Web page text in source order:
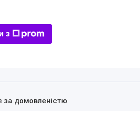
з
за домовленістю